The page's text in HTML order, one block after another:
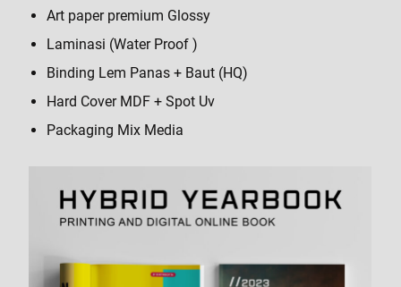
Art paper premium Glossy
Laminasi (Water Proof )
Binding Lem Panas + Baut (HQ)
Hard Cover MDF + Spot Uv
Packaging Mix Media